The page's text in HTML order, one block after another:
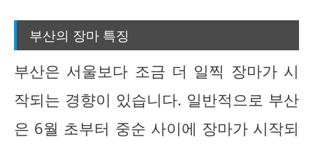
부산의 장마 특징
부산은 서울보다 조금 더 일찍 장마가 시
작되는 경향이 있습니다. 일반적으로 부산
은 6월 초부터 중순 사이에 장마가 시작되